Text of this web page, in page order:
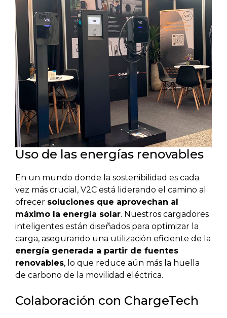
Uso de las energías renovables
En un mundo donde la sostenibilidad es cada
vez más crucial, V2C está liderando el camino al
ofrecer soluciones que aprovechan al
máximo la energía solar. Nuestros cargadores
inteligentes están diseñados para optimizar la
carga, asegurando una utilización eficiente de la
energía generada a partir de fuentes
renovables, lo que reduce aún más la huella
de carbono de la movilidad eléctrica.
Colaboración con ChargeTech